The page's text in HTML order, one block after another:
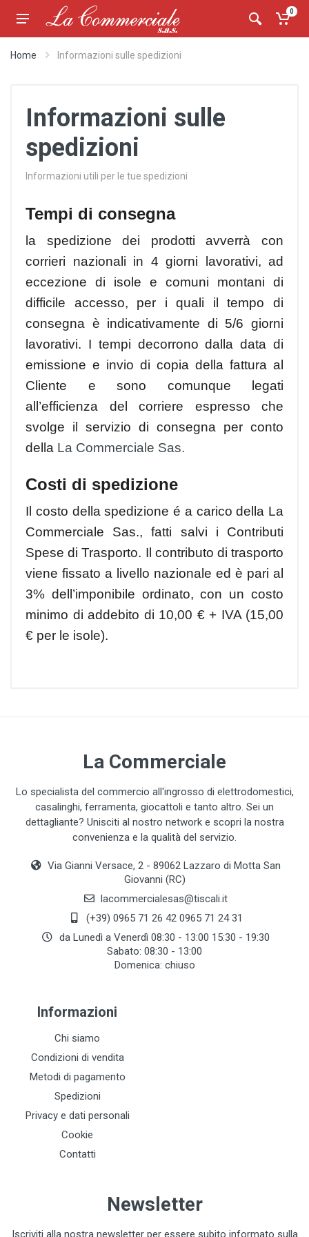
0
Home Informazioni sulle spedizioni
Informazioni sulle
spedizioni
Informazioni utili per le tue spedizioni
Tempi di consegna
la spedizione dei prodotti avverrà con
corrieri nazionali in 4 giorni lavorativi, ad
eccezione di isole e comuni montani di
difficile accesso, per i quali il tempo di
consegna è indicativamente di 5/6 giorni
lavorativi. I tempi decorrono dalla data di
emissione e invio di copia della fattura al
Cliente e sono comunque legati
all’efficienza del corriere espresso che
svolge il servizio di consegna per conto
della La Commerciale Sas.
Costi di spedizione
Il costo della spedizione é a carico della La
Commerciale Sas., fatti salvi i Contributi
Spese di Trasporto. Il contributo di trasporto
viene fissato a livello nazionale ed è pari al
3% dell’imponibile ordinato, con un costo
minimo di addebito di 10,00 € + IVA (15,00
€ per le isole).
La Commerciale
Lo specialista del commercio all'ingrosso di elettrodomestici,
casalinghi, ferramenta, giocattoli e tanto altro. Sei un
dettagliante? Unisciti al nostro network e scopri la nostra
convenienza e la qualità del servizio.
Via Gianni Versace, 2 - 89062 Lazzaro di Motta San
Giovanni (RC)
lacommercialesas@tiscali.it
(+39) 0965 71 26 42 0965 71 24 31
da Lunedì a Venerdì 08:30 - 13:00 15:30 - 19:30
Sabato: 08:30 - 13:00
Domenica: chiuso
Informazioni
Chi siamo
Condizioni di vendita
Metodi di pagamento
Spedizioni
Privacy e dati personali
Cookie
Contatti
Newsletter
Iscriviti alla nostra newsletter per essere subito informato sulla